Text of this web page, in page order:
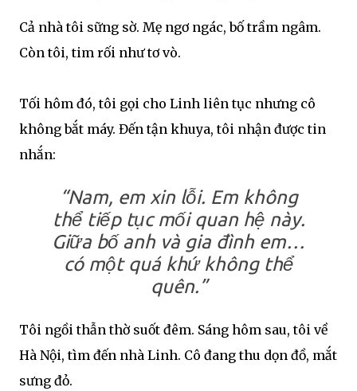
Cả nhà tôi sững sờ. Mẹ ngơ ngác, bố trầm ngâm.
Còn tôi, tim rối như tơ vò.
Tối hôm đó, tôi gọi cho Linh liên tục nhưng cô
không bắt máy. Đến tận khuya, tôi nhận được tin
nhắn:
“Nam, em xin lỗi. Em không
thể tiếp tục mối quan hệ này.
Giữa bố anh và gia đình em…
có một quá khứ không thể
quên.”
Tôi ngồi thẫn thờ suốt đêm. Sáng hôm sau, tôi về
Hà Nội, tìm đến nhà Linh. Cô đang thu dọn đồ, mắt
sưng đỏ.